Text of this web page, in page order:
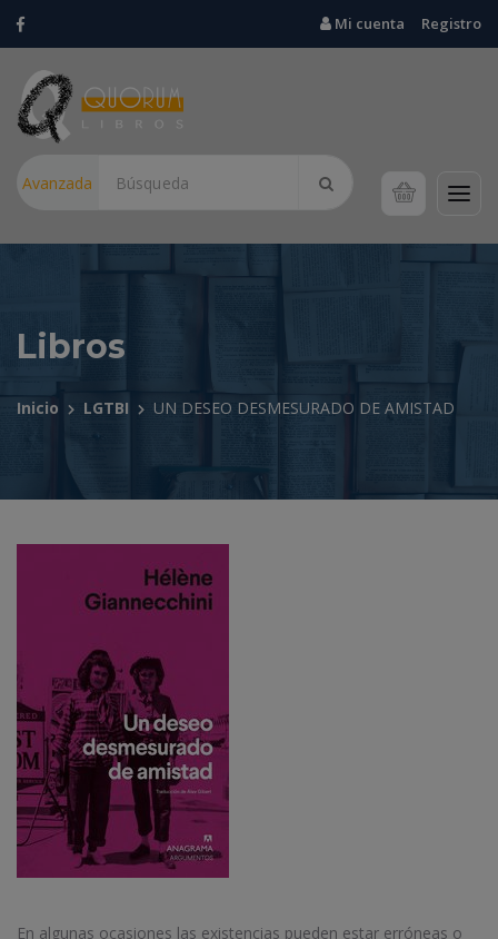
Mi cuenta Registro
Avanzada
Libros
Inicio LGTBI UN DESEO DESMESURADO DE AMISTAD
En algunas ocasiones las existencias pueden estar erróneas o